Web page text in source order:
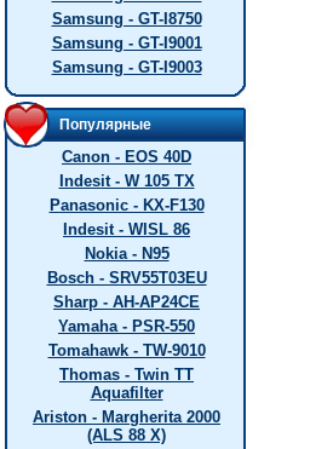
Samsung - GT-I8750
Samsung - GT-I9001
Samsung - GT-I9003
Популярные
Canon - EOS 40D
Indesit - W 105 TX
Panasonic - KX-F130
Indesit - WISL 86
Nokia - N95
Bosch - SRV55T03EU
Sharp - AH-AP24CE
Yamaha - PSR-550
Tomahawk - TW-9010
Thomas - Twin TT
Aquafilter
Ariston - Margherita 2000
(ALS 88 X)